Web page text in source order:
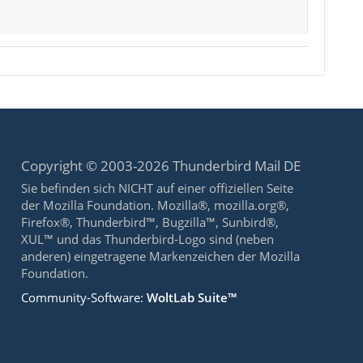
Copyright © 2003-2026 Thunderbird Mail DE
Sie befinden sich NICHT auf einer offiziellen Seite
der Mozilla Foundation. Mozilla®, mozilla.org®,
Firefox®, Thunderbird™, Bugzilla™, Sunbird®,
XUL™ und das Thunderbird-Logo sind (neben
anderen) eingetragene Markenzeichen der Mozilla
Foundation.
Community-Software:WoltLab Suite™